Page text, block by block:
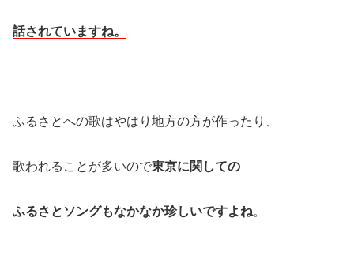
話されていますね。
ふるさとへの歌はやはり地方の方が作ったり、
歌われることが多いので東京に関しての
ふるさとソングもなかなか珍しいですよね。